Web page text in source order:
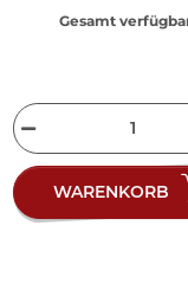
Gesamt
WARENKORB